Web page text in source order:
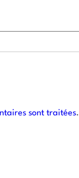
sont traitées.